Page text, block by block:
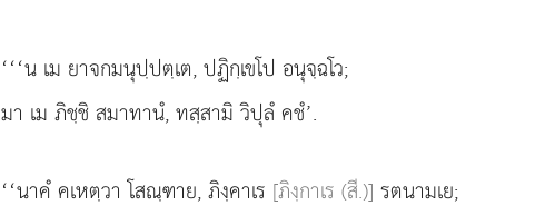
‘‘‘น เม ยาจกมนุปฺปตฺเต, ปฏิกฺเขโป อนุจฺฉโว;
มา เม ภิชฺชิ สมาทานํ, ทสฺสามิ วิปุลํ คชํ’.
‘‘นาคํ คเหตฺวา โสณฺฑาย, ภิงฺคาเร [ภิงฺกาเร (สี.)] รตนามเย;